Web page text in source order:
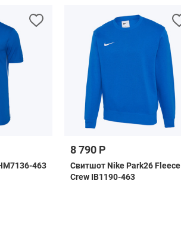
463
8 790 Р
Свитшот Nike Park26 Fleece
Crew IB1190-463